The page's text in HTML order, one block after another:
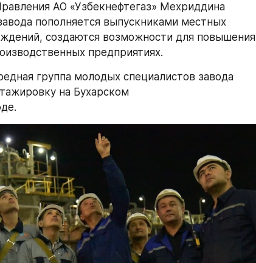
АО «Узбекнефтегаз» Мехриддина
пополняется выпускниками местных
создаются возможности для повышения
предприятиях.
группа молодых специалистов завода
на Бухарском